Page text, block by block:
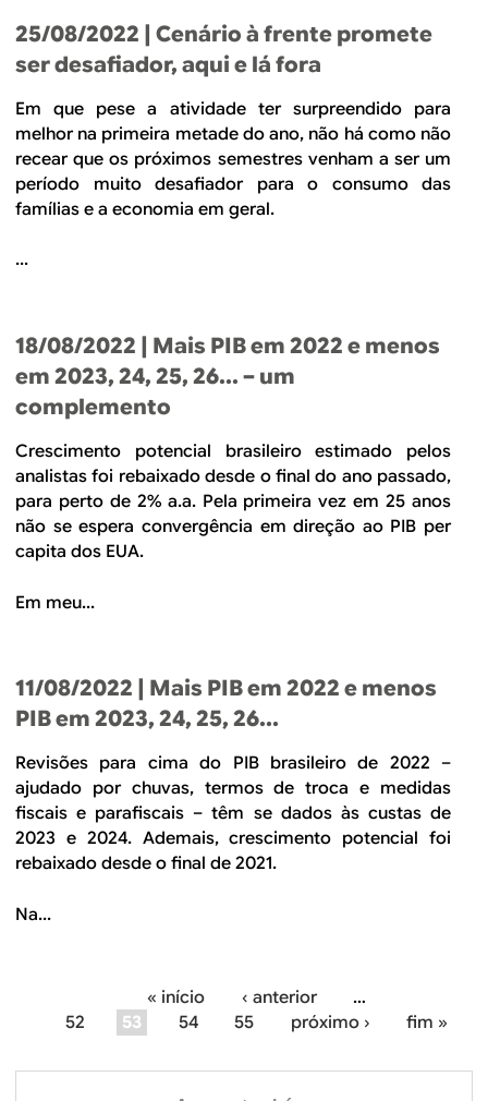
25/08/2022 | Cenário à frente promete
ser desafiador, aqui e lá fora
Em que pese a atividade ter surpreendido para
melhor na primeira metade do ano, não há como não
recear que os próximos semestres venham a ser um
período muito desafiador para o consumo das
famílias e a economia em geral.
...
18/08/2022 | Mais PIB em 2022 e menos
em 2023, 24, 25, 26... – um
complemento
Crescimento potencial brasileiro estimado pelos
analistas foi rebaixado desde o final do ano passado,
para perto de 2% a.a. Pela primeira vez em 25 anos
não se espera convergência em direção ao PIB per
capita dos EUA.
Em meu...
11/08/2022 | Mais PIB em 2022 e menos
PIB em 2023, 24, 25, 26...
Revisões para cima do PIB brasileiro de 2022 –
ajudado por chuvas, termos de troca e medidas
fiscais e parafiscais – têm se dados às custas de
2023 e 2024. Ademais, crescimento potencial foi
rebaixado desde o final de 2021.
Na...
á
« início ‹ anterior
…
52
53 54 55 próximo › fim »